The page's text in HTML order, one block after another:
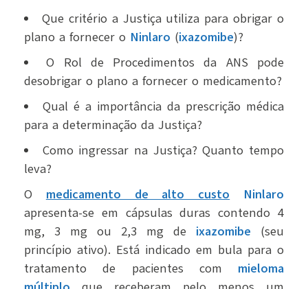
Que critério a Justiça utiliza para obrigar o
plano a fornecer o Ninlaro (ixazomibe)?
O Rol de Procedimentos da ANS pode
desobrigar o plano a fornecer o medicamento?
Qual é a importância da prescrição médica
para a determinação da Justiça?
Como ingressar na Justiça? Quanto tempo
leva?
O medicamento de alto custo Ninlaro
apresenta-se em cápsulas duras contendo 4
mg, 3 mg ou 2,3 mg de ixazomibe (seu
princípio ativo). Está indicado em bula para o
tratamento de pacientes com mieloma